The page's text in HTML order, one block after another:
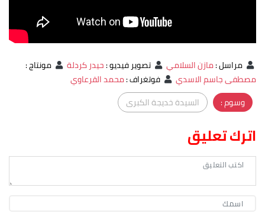
مراسل:مازن السلامي تصوير فيديو:حيدر كردلة مونتاج:
مصطفى جاسم الاسدي
فوتغراف:محمد القرعاوي
وسوم :
السيدة خديجة الكبرى
اترك تعليق